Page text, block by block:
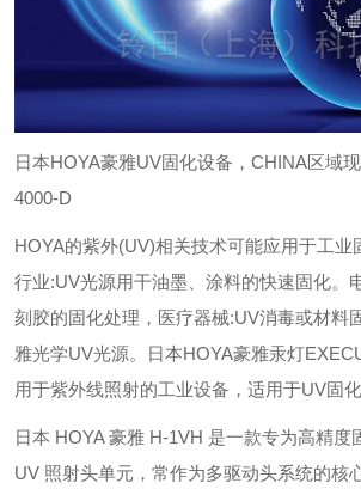
日本HOYA豪雅UV固化设备，CHINA区域
4000-D
HOYA的紫外(UV)相关技术可能应用于工业
行业:UV光源用干油墨、涂料的快速固化。
刻胶的固化处理，医疗器械:UV消毒或材料
雅光学UV光源。
日本HOYA豪雅汞灯
用于紫外线照射的工业设备，适用于UV固化
日本 HOYA 豪雅 H-1VH 是一款专为高精度
UV 照射头单元 ，常作为多驱动头系统的核